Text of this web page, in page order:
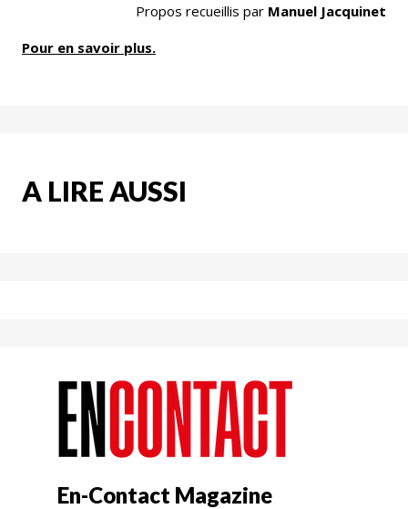
Propos recueillis par Manuel Jacquinet
Pour en savoir plus.
A LIRE AUSSI
En-Contact Magazine